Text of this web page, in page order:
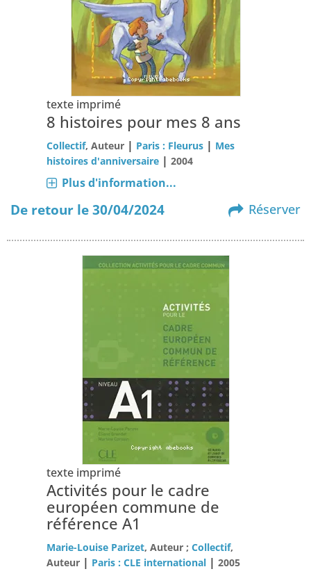
texte imprimé
8 histoires pour mes 8 ans
Collectif, Auteur | Paris : Fleurus | Mes
histoires d'anniversaire |2004
Plus d'information...
Réserver
De retour le 30/04/2024
texte imprimé
Activités pour le cadre
européen commune de
référence A1
Marie-Louise Parizet, Auteur ;Collectif,
Auteur | Paris : CLE international |2005